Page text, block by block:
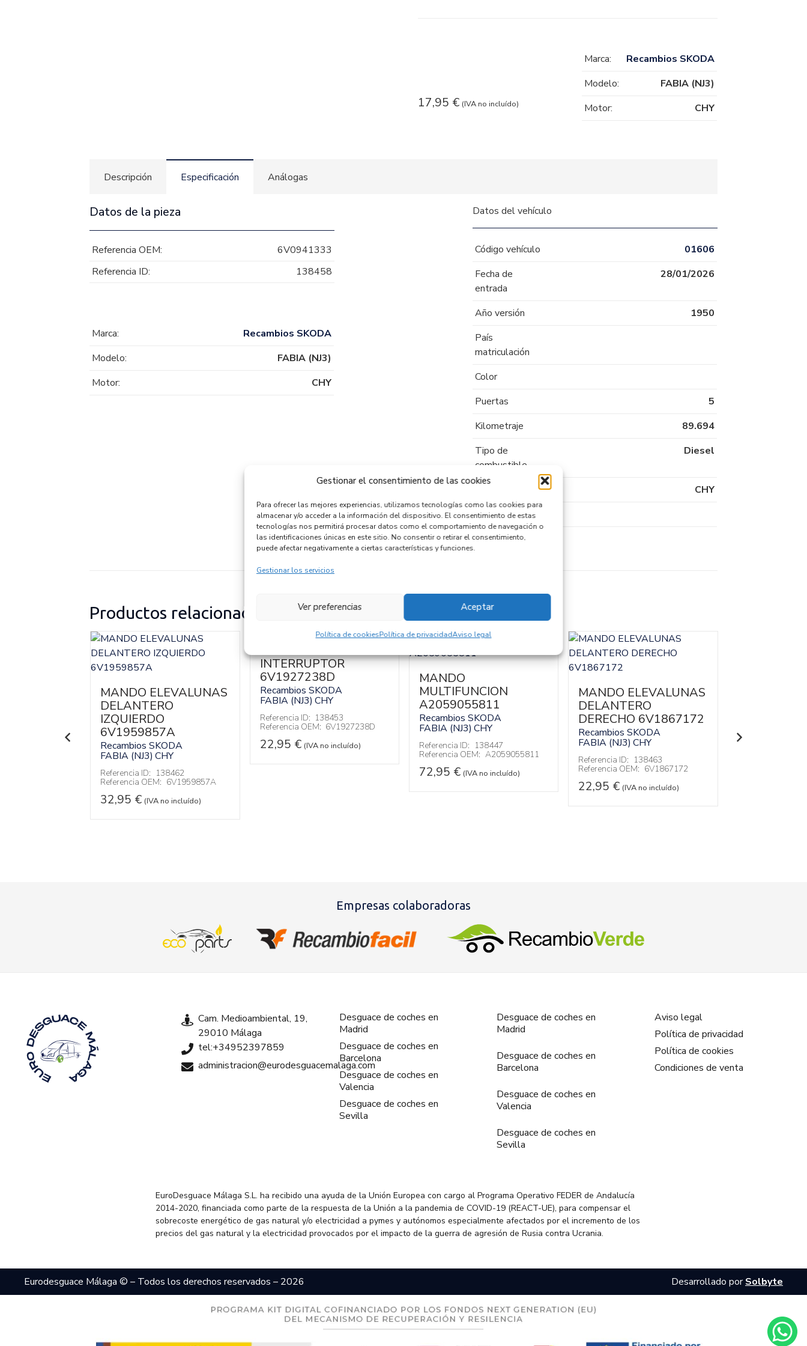
Gestionar el consentimiento de las cookies
Para ofrecer las mejores experiencias, utilizamos tecnologías como las cookies para
almacenar y/o acceder a la información del dispositivo. El consentimiento de estas
tecnologías nos permitirá procesar datos como el comportamiento de navegación o
las identificaciones únicas en este sitio. No consentir o retirar el consentimiento,
puede afectar negativamente a ciertas características y funciones.
Gestionar los servicios
Aceptar
Ver preferencias
Política de cookiesPolítica de privacidadAviso legal
17,95 € (IVA no incluído)
Marca:
Recambios SKODA
Modelo:
FABIA (NJ3)
Motor:
CHY
Descripción Especificación Análogas
Datos de la pieza
Referencia OEM:
6V0941333
Referencia ID:
138458
Marca:
Recambios SKODA
Modelo:
FABIA (NJ3)
Motor:
CHY
Datos del vehículo
Código vehículo
01606
Fecha de
entrada
28/01/2026
Año versión
1950
País
matriculación
Color
Puertas
5
Kilometraje
89.694
Tipo de
combustible
Diesel
CHY
Código cambio
Productos relacionados
MANDO ELEVALUNAS
DELANTERO
IZQUIERDO
6V1959857A
Recambios SKODA
FABIA (NJ3) CHY
Referencia ID: 138462
Referencia OEM: 6V1959857A
32,95 € (IVA no incluído)
INTERRUPTOR
6V1927238D
Recambios SKODA
FABIA (NJ3) CHY
Referencia ID: 138453
Referencia OEM: 6V1927238D
22,95 € (IVA no incluído)
MANDO
MULTIFUNCION
A2059055811
Recambios SKODA
FABIA (NJ3) CHY
Referencia ID: 138447
Referencia OEM: A2059055811
72,95 € (IVA no incluído)
MANDO ELEVALUNAS
DELANTERO
DERECHO 6V1867172
Recambios SKODA
FABIA (NJ3) CHY
Referencia ID: 138463
Referencia OEM: 6V1867172
22,95 € (IVA no incluído)
Referencia ID:
Empresas colaboradoras
Cam. Medioambiental, 19,
29010 Málaga
tel:+34952397859
administracion@eurodesguacemalaga.com
Desguace de coches en
Madrid
Desguace de coches en
Barcelona
Desguace de coches en
Valencia
Desguace de coches en
Sevilla
Desguace de coches en
Madrid
Desguace de coches en
Barcelona
Desguace de coches en
Valencia
Desguace de coches en
Sevilla
Aviso legal
Política de privacidad
Política de cookies
Condiciones de venta
EuroDesguace Málaga S.L. ha recibido una ayuda de la Unión Europea con cargo al Programa Operativo FEDER de Andalucía
2014-2020, financiada como parte de la respuesta de la Unión a la pandemia de COVID-19 (REACT-UE), para compensar el
sobrecoste energético de gas natural y/o electricidad a pymes y autónomos especialmente afectados por el incremento de los
precios del gas natural y la electricidad provocados por el impacto de la guerra de agresión de Rusia contra Ucrania.
Eurodesguace Málaga © – Todos los derechos reservados – 2026 Desarrollado porSolbyte